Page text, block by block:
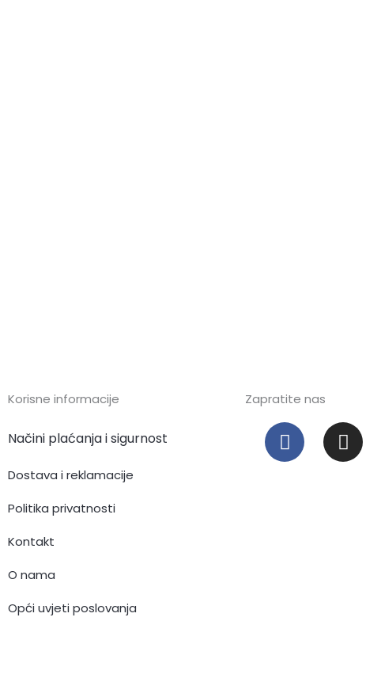
Korisne informacije
Načini plaćanja i sigurnost
Dostava i reklamacije
Politika privatnosti
Kontakt
O nama
Opći uvjeti poslovanja
Zapratite nas
F
a
c
I
n
s